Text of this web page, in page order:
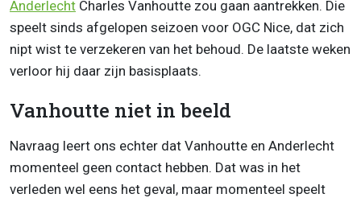
Anderlecht Charles Vanhoutte zou gaan aantrekken. Die
speelt sinds afgelopen seizoen voor OGC Nice, dat zich
nipt wist te verzekeren van het behoud. De laatste weken
verloor hij daar zijn basisplaats.
Vanhoutte niet in beeld
Navraag leert ons echter dat Vanhoutte en Anderlecht
momenteel geen contact hebben. Dat was in het
verleden wel eens het geval, maar momenteel speelt